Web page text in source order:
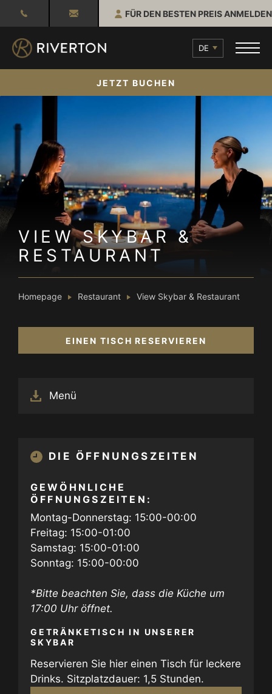
FÜR DEN BESTEN PREIS ANMELDEN
DE
JETZT BUCHEN
VIEW SKYBAR &
RESTAURANT
Homepage Restaurant View Skybar & Restaurant
EINEN TISCH RESERVIEREN
Menü
DIE ÖFFNUNGSZEITEN
GEWÖHNLICHE
ÖFFNUNGSZEITEN:
Montag-Donnerstag: 15:00-00:00
Freitag: 15:00-01:00
Samstag: 15:00-01:00
Sonntag: 15:00-00:00
*Bitte beachten Sie, dass die Küche um
17:00 Uhr öffnet.
GETRÄNKETISCH IN UNSERER
SKYBAR
Reservieren Sie hier einen Tisch für leckere
Drinks. Sitzplatzdauer: 1,5 Stunden.